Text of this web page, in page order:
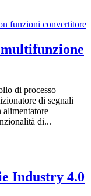
di processo
di segnali
di...
Industry 4.0